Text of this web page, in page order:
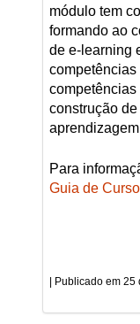
módulo tem
formando ao
de e-learning
construção
Para
Guia de Curso
25